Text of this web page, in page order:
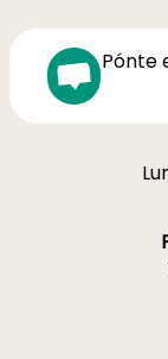
Pónte